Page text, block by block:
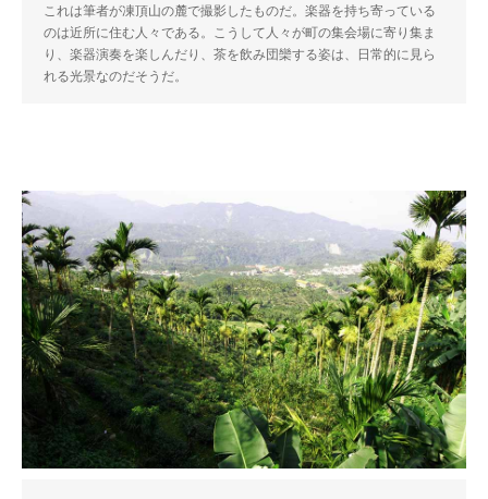
これは筆者が凍頂山の麓で撮影したものだ。楽器を持ち寄っている
のは近所に住む人々である。こうして人々が町の集会場に寄り集ま
り、楽器演奏を楽しんだり、茶を飲み団欒する姿は、日常的に見ら
れる光景なのだそうだ。